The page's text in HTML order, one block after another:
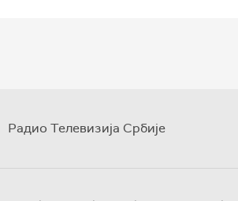
Радио Телевизија Србије